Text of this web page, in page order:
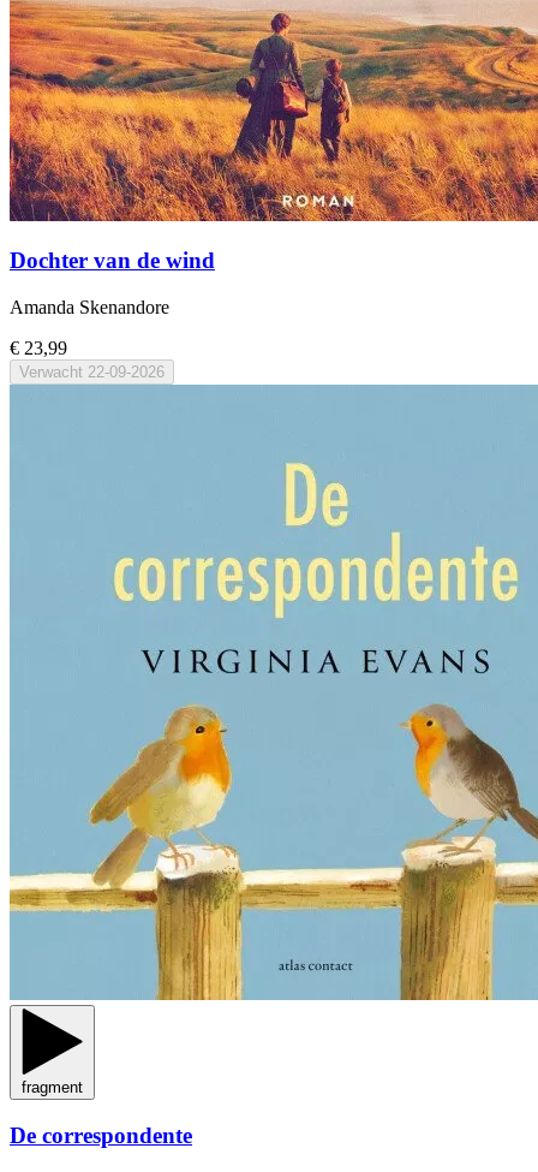
Dochter van de wind
Amanda Skenandore
€ 23,99
Verwacht 22-09-2026
fragment
De correspondente